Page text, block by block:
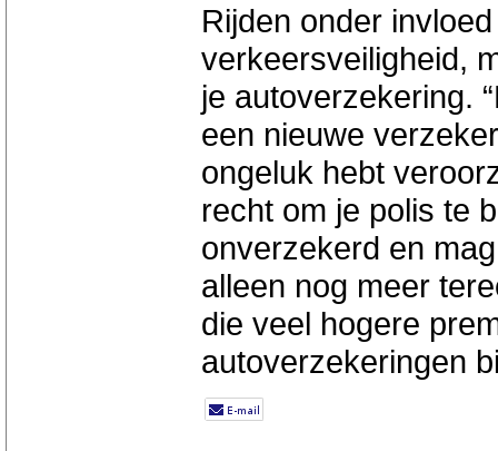
Rijden onder
verkeersveiligheid,
je autoverzekering.
een nieuwe
ongeluk hebt
recht om je polis te
onverzekerd en
alleen nog meer
die veel hogere
autoverzekeringen